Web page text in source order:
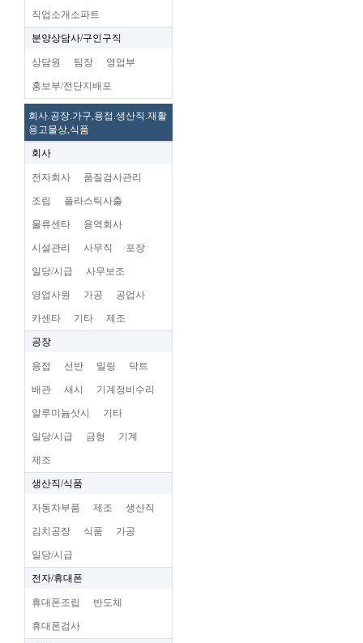
직업소개소파트
분양상담사/구인구직
상담원 팀장 영업부
홍보부/전단지배포
회사.공장.가구,용접.생산직.재활
용고물상,식품
회사
전자회사 품질검사관리
조립 플라스틱사출
물류센타 용역회사
시설관리 사무직 포장
일당/시급 사무보조
영업사원 가공 공업사
카센타 기타 제조
공장
용접 선반 밀링 닥트
배관 새시 기계정비수리
알루미늄삿시 기타
일당/시급 금형 기계
제조
생산직/식품
자동차부품 제조 생산직
김치공장 식품 가공
일당/시급
전자/휴대폰
휴대폰조립 반도체
휴대폰검사